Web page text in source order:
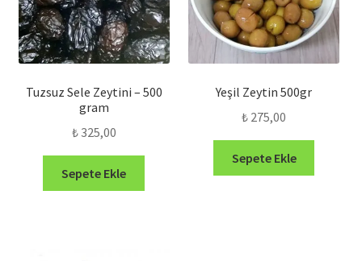
Tuzsuz Sele Zeytini – 500
gram
₺325,00
Sepete Ekle
Yeşil Zeytin 500gr
₺ 275,00
Sepete Ekle